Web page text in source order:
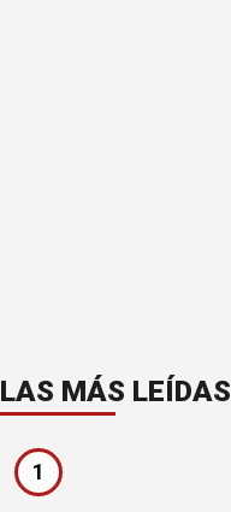
LAS MÁS LEÍDAS
1